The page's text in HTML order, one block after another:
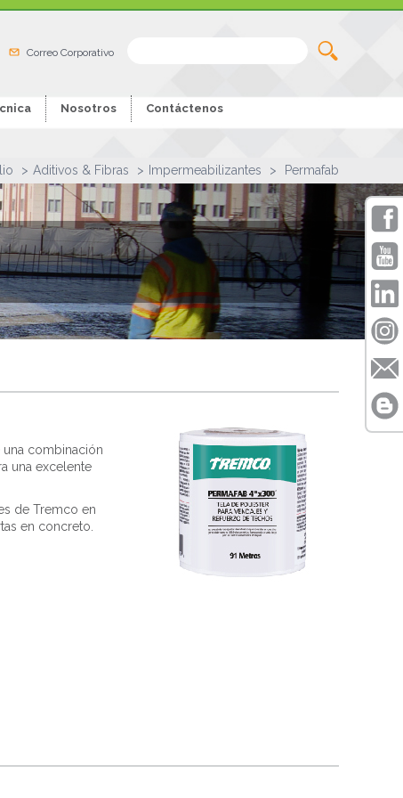
Correo Corporativo
Nosotros
Contáctenos
Aditivos & Fibras Impermeabilizantes Permafab
una combinación
una excelente
de Tremco en
en concreto.